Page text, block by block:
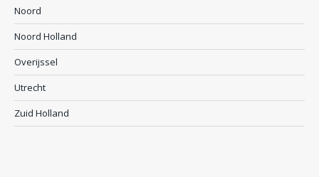
Noord
Noord Holland
Overijssel
Utrecht
Zuid Holland